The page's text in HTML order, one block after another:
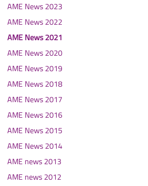
AME News 2023
AME News 2022
AME News 2021
AME News 2020
AME News 2019
AME News 2018
AME News 2017
AME News 2016
AME News 2015
AME News 2014
AME news 2013
AME news 2012